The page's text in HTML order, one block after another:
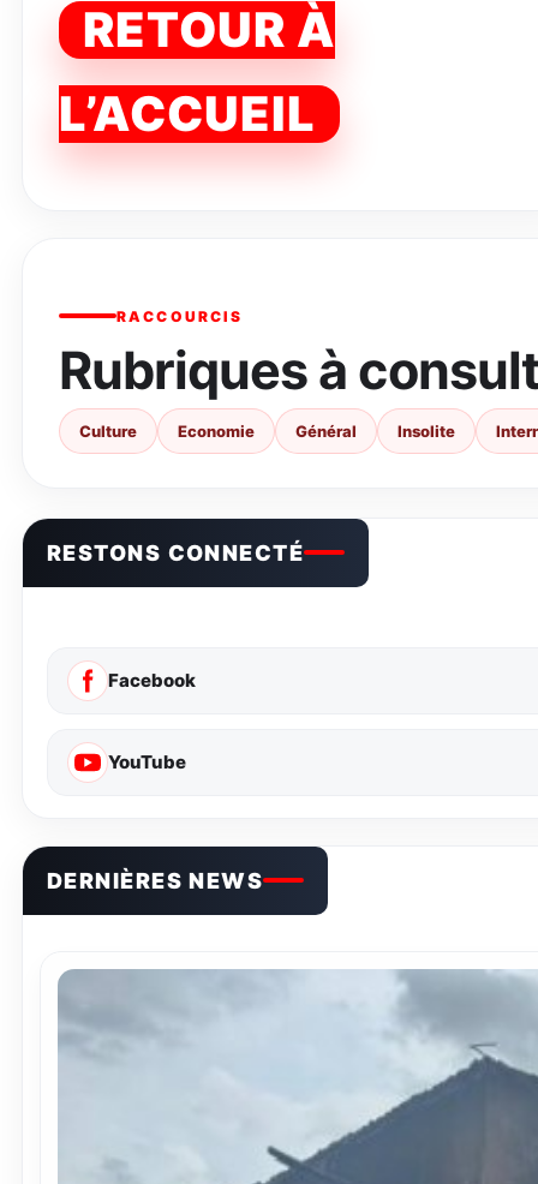
RETOUR À
L’ACCUEIL
RACCOURCIS
Rubriques à
Culture Economie Général Insolite
RESTONS CONNECTÉ
Facebook
YouTube
DERNIÈRES NEWS